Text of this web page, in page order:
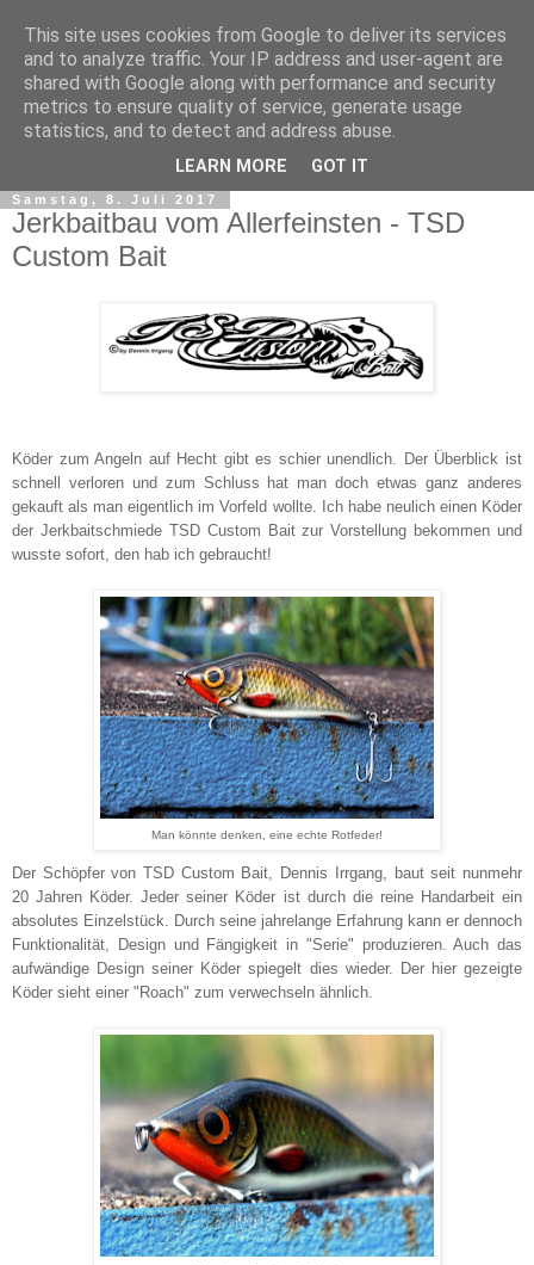
Samstag, 8. Juli 2017
Jerkbaitbau vom Allerfeinsten - TSD
Custom Bait
Köder zum Angeln auf Hecht gibt es schier unendlich. Der Überblick ist
schnell verloren und zum Schluss hat man doch etwas ganz anderes
gekauft als man eigentlich im Vorfeld wollte. Ich habe neulich einen Köder
der Jerkbaitschmiede TSD Custom Bait zur Vorstellung bekommen und
wusste sofort, den hab ich gebraucht!
Man könnte denken, eine echte Rotfeder!
Der Schöpfer von TSD Custom Bait, Dennis Irrgang, baut seit nunmehr
20 Jahren Köder. Jeder seiner Köder ist durch die reine Handarbeit ein
absolutes Einzelstück. Durch seine jahrelange Erfahrung kann er dennoch
Funktionalität, Design und Fängigkeit in "Serie" produzieren. Auch das
aufwändige Design seiner Köder spiegelt dies wieder. Der hier gezeigte
Köder sieht einer "Roach" zum verwechseln ähnlich.
This site uses cookies from Google to deliver its services
and to analyze traffic. Your IP address and user-agent are
shared with Google along with performance and security
metrics to ensure quality of service, generate usage
statistics, and to detect and address abuse.
LEARN MORE GOT IT